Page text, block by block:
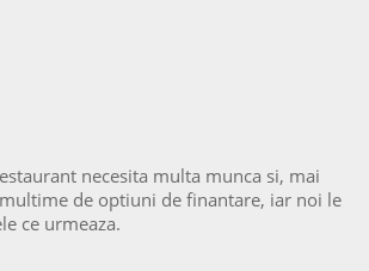
necesita multa munca si, mai
de optiuni de finantare, iar noi le
ce urmeaza.